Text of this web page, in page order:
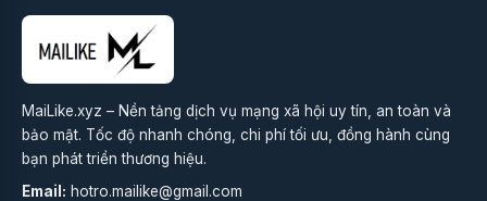
MaiLike.xyz – Nền tảng dịch vụ mạng xã hội uy tín, an toàn và
bảo mật. Tốc độ nhanh chóng, chi phí tối ưu, đồng hành cùng
bạn phát triển thương hiệu.
Email: hotro.mailike@gmail.com